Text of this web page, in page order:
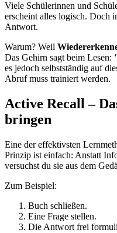
Viele Schülerinnen und
erscheint alles logisch. Doch
Antwort.
Warum? Weil
Das Gehirn sagt beim Lesen:
es jedoch selbstständig auf
Abruf muss trainiert werden.
Active Recall –
bringen
Eine der effektivsten
Prinzip ist einfach: Anstatt
versuchst du sie aus dem
Zum Beispiel:
Buch schließen.
Eine Frage stellen.
Die Antwort frei